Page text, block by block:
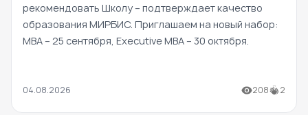
рекомендовать Школу – подтверждает качество
образования МИРБИС. Приглашаем на новый набор:
MBA – 25 сентября, Executive MBA – 30 октября.
04.08.2026 208 2